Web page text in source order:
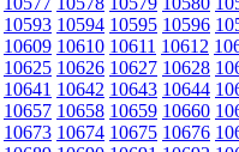
10593 10594 10595 10596
10609 10610 10611 10612
10625 10626 10627 10628
10641 10642 10643 10644
10657 10658 10659 10660
10673 10674 10675 10676